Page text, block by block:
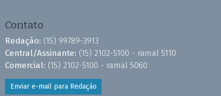
Contato
Redação: (15) 99789-3913
Central/Assinante: (15) 2102-5100 - ramal 5110
Comercial: (15) 2102-5100 - ramal 5060
Enviar e-mail para Redação